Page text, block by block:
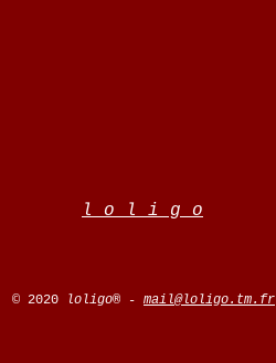
l o l i g o
© 2020 loligo® - mail@loligo.tm.fr